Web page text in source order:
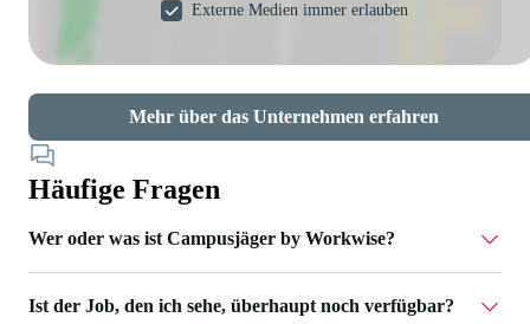
Externe Medien immer erlauben
Mehr über das Unternehmen erfahren
Häufige Fragen
Wer oder was ist Campusjäger by Workwise?
Campusjäger gehört zu Workwise – einer Jobplattform, die
Ist der Job, den ich sehe, überhaupt noch verfügbar?